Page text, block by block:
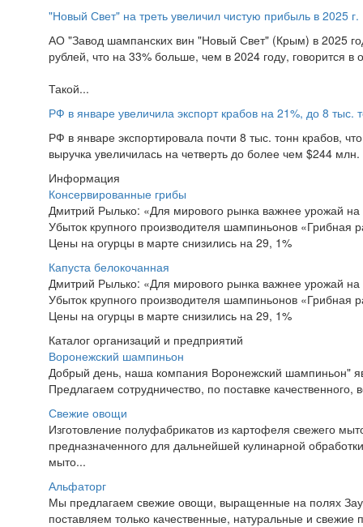
"Новый Свет" на треть увеличил чистую прибыль в 2025 г.
АО "Завод шампанских вин "Новый Свет" (Крым) в 2025
рублей, что на 33% больше, чем в 2024 году, говорится в
Такой...
РФ в январе увеличила экспорт крабов на 21%, до 8 тыс.
РФ в январе экспортировала почти 8 тыс. тонн крабов,
выручка увеличилась на четверть до более чем $244
Информация
Консервированные грибы
Дмитрий Рылько: «Для мирового рынка важнее урожай
Убыток крупного производителя шампиньонов «Грибная
Цены на огурцы в марте снизились на 29, 1%
Капуста белокочанная
Дмитрий Рылько: «Для мирового рынка важнее урожай
Убыток крупного производителя шампиньонов «Грибная
Цены на огурцы в марте снизились на 29, 1%
Каталог организаций и предприятий
Воронежский шампиньон
Добрый день, наша компания Воронежский шампиньон"
Предлагаем сотрудничество, по поставке
Свежие овощи
Изготовление полуфабрикатов из картофеля свежего
предназначенного для дальнейшей кулинарной
мыто...
Альфаторг
Мы предлагаем свежие овощи, выращенные на полях
поставляем только качественные, натуральные и